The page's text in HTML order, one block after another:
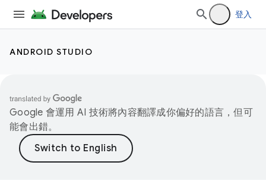
登入
ANDROID STUDIO
Google 會運用 AI 技術將內容翻譯成你偏好的語言，但可
能會出錯。